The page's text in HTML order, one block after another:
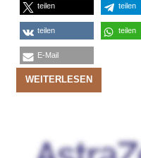
teilen teilen
teilen teilen
E-Mail
WEITERLESEN